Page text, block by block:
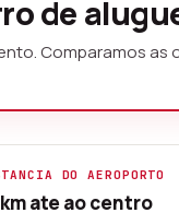
de aluguer
melhores ofertas
e muito mais.
de
Comparamos
DO AEROPORTO
km ate ao centro